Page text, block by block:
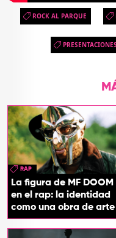
ROCK AL PARQUE
PRESENTACIONES
RAP
La figura de MF DOOM
en el rap: la identidad
como una obra de arte